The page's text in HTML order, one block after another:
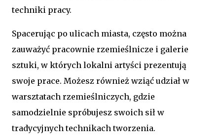
techniki pracy.
Spacerując po ulicach miasta, często można
zauważyć pracownie rzemieślnicze i galerie
sztuki, w których lokalni artyści prezentują
swoje prace. Możesz również wziąć udział w
warsztatach rzemieślniczych, gdzie
samodzielnie spróbujesz swoich sił w
tradycyjnych technikach tworzenia.